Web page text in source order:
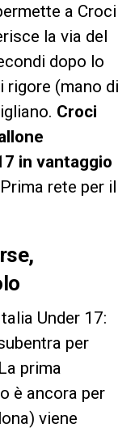
a Croci
la via del
dopo lo
rigore (mano di
Croci
in vantaggio
rete per il
Under 17:
per
prima
è ancora per
viene